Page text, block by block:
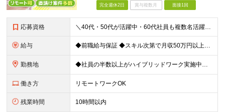
完全週休2日 賞与複数月 面接1回
応募資格 ＼40代・50代が活躍中・60代社員も複数名活躍中／ ◆何らかの開発経験が1年以上ある方 ◆学歴不問 ≪多彩な案件をご用意≫ Java、PHP、C、C⁺⁺、COBOLなどを活かせる案件多数！ これま
給与 ◆前職給与保証 ◆スキル次第で月収50万円以上も可能！ 年俸制：400万円～700万円 ※経験、スキル、前職年収等を考慮の上、当社規定により優遇 ※12分割（月額33万円以上）した金額を毎月支給
勤務地 ◆社員の半数以上がハイブリッドワーク実施中！ ※週2日～3日リモート／週2日～3日出社 ■東京都、神奈川県、埼玉県、千葉県の各プロジェクト先 ※希望を伺い、相談の上で決定します ≪本社≫ 東京
働き方 リモートワークOK
残業時間 10時間以内